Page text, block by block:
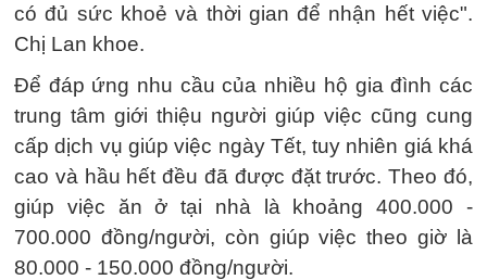
có đủ sức khoẻ và thời gian để nhận hết việc".
Chị Lan khoe.
Để đáp ứng nhu cầu của nhiều hộ gia đình các
trung tâm giới thiệu người giúp việc cũng cung
cấp dịch vụ giúp việc ngày Tết, tuy nhiên giá khá
cao và hầu hết đều đã được đặt trước. Theo đó,
giúp việc ăn ở tại nhà là khoảng 400.000 -
700.000 đồng/người, còn giúp việc theo giờ là
80.000 - 150.000 đồng/người.